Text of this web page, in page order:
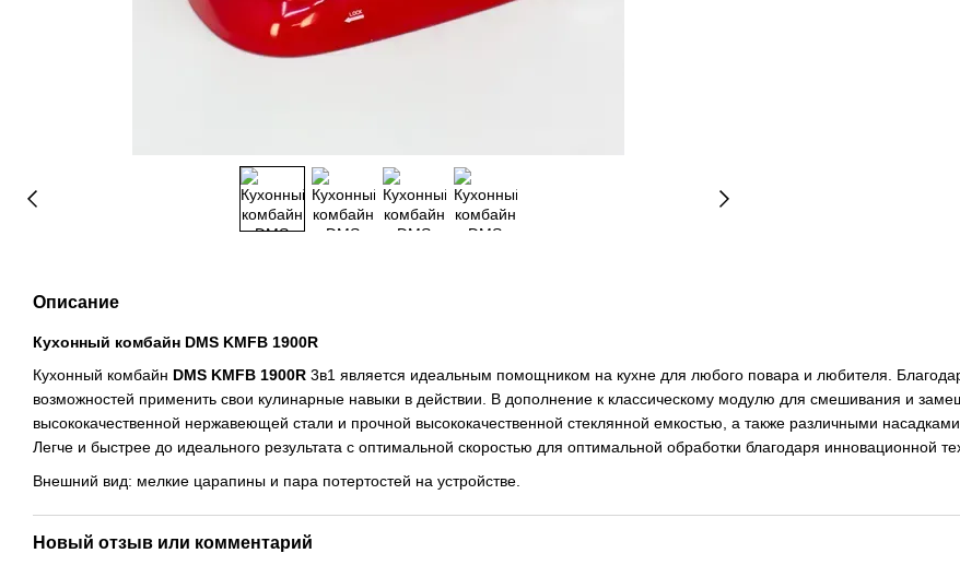
Описание
Кухонный комбайн DMS KMFB 1900R
Кухонный комбайн DMS KMFB 1900R 3в1 является идеальным помощником на кухне для любого повара и любителя.
возможностей применить свои кулинарные навыки в действии. В дополнение к классическому модулю для смешивания и
высококачественной нержавеющей стали и прочной высококачественной стеклянной емкостью, а также различными
Легче и быстрее до идеального результата с оптимальной скоростью для оптимальной обработки благодаря инновационной
Внешний вид: мелкие царапины и пара потертостей на устройстве.
Новый отзыв или комментарий